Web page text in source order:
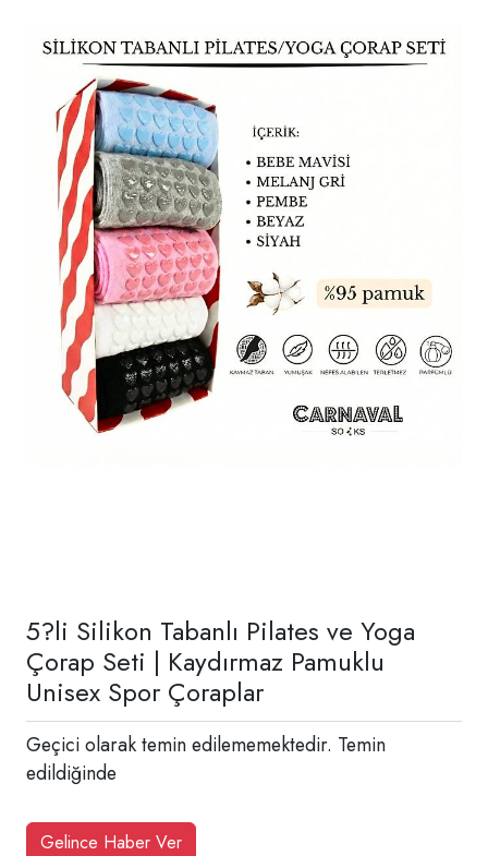
5?li Silikon Tabanlı Pilates ve Yoga
Çorap Seti | Kaydırmaz Pamuklu
Unisex Spor Çoraplar
Geçici olarak temin edilememektedir. Temin
edildiğinde
Gelince Haber Ver